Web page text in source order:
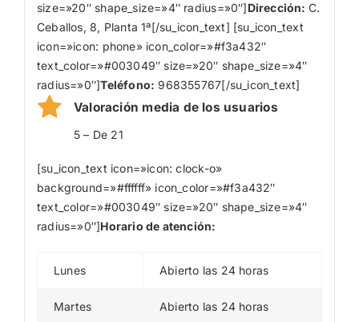
size=»20″ shape_size=»4″ radius=»0″]Dirección: C.
Ceballos, 8, Planta 1ª[/su_icon_text] [su_icon_text
icon=»icon: phone» icon_color=»#f3a432″
text_color=»#003049″ size=»20″ shape_size=»4″
radius=»0″]Teléfono: 968355767[/su_icon_text]
Valoración media de los usuarios
5 – De 21
[su_icon_text icon=»icon: clock-o»
background=»#ffffff» icon_color=»#f3a432″
text_color=»#003049″ size=»20″ shape_size=»4″
radius=»0″]Horario de atención:
Lunes Abierto las 24 horas
Martes Abierto las 24 horas